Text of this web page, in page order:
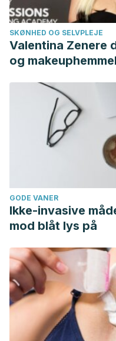
SKØNHED OG SELVPLEJE
Valentina Zenere
og
GODE VANER
Ikke-invasive
mod blåt lys på